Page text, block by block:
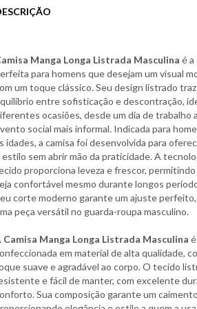
Manga Longa Listrada Masculina é a
para homens que desejam um visual
um toque clássico. Seu design listrado
entre sofisticação e descontração,
ocasiões, desde um dia de trabalho
social mais informal. Indicada para
idades, a camisa foi desenvolvida para
estilo sem abrir mão da praticidade. A
proporciona leveza e frescor, permitindo
confortável mesmo durante longos
corte moderno garante um ajuste
peça versátil no guarda-roupa masculino.
Camisa Manga Longa Listrada Masculina é
em material de alta qualidade,
suave e agradável ao corpo. O tecido
e fácil de manter, com excelente
Sua composição garante um